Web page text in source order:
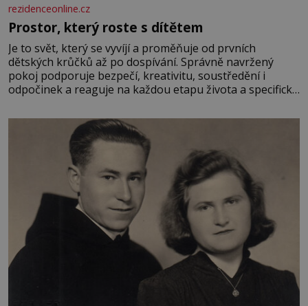
rezidenceonline.cz
Prostor, který roste s dítětem
Je to svět, který se vyvíjí a proměňuje od prvních
dětských krůčků až po dospívání. Správně navržený
pokoj podporuje bezpečí, kreativitu, soustředění i
odpočinek a reaguje na každou etapu života a specifické
měkkost a bezpečí, proto by pokoj miminka měl působit
především klidně a útulně. Předškolní věk je